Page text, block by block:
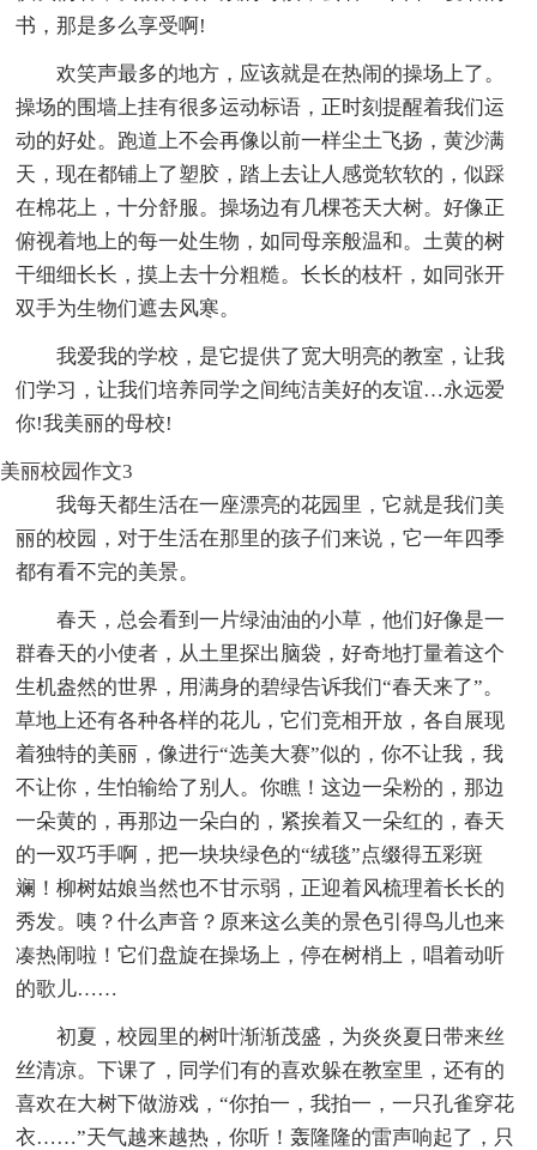
书，那是多么享受啊!
欢笑声最多的地方，应该就是在热闹的操场上了。
操场的围墙上挂有很多运动标语，正时刻提醒着我们运
动的好处。跑道上不会再像以前一样尘土飞扬，黄沙满
天，现在都铺上了塑胶，踏上去让人感觉软软的，似踩
在棉花上，十分舒服。操场边有几棵苍天大树。好像正
俯视着地上的每一处生物，如同母亲般温和。土黄的树
干细细长长，摸上去十分粗糙。长长的枝杆，如同张开
双手为生物们遮去风寒。
我爱我的学校，是它提供了宽大明亮的教室，让我
们学习，让我们培养同学之间纯洁美好的友谊…永远爱
你!我美丽的母校!
美丽校园作文3
我每天都生活在一座漂亮的花园里，它就是我们美
丽的校园，对于生活在那里的孩子们来说，它一年四季
都有看不完的美景。
春天，总会看到一片绿油油的小草，他们好像是一
群春天的小使者，从土里探出脑袋，好奇地打量着这个
生机盎然的世界，用满身的碧绿告诉我们“春天来了”。
草地上还有各种各样的花儿，它们竞相开放，各自展现
着独特的美丽，像进行“选美大赛”似的，你不让我，我
不让你，生怕输给了别人。你瞧！这边一朵粉的，那边
一朵黄的，再那边一朵白的，紧挨着又一朵红的，春天
的一双巧手啊，把一块块绿色的“绒毯”点缀得五彩斑
斓！柳树姑娘当然也不甘示弱，正迎着风梳理着长长的
秀发。咦？什么声音？原来这么美的景色引得鸟儿也来
凑热闹啦！它们盘旋在操场上，停在树梢上，唱着动听
的歌儿……
初夏，校园里的树叶渐渐茂盛，为炎炎夏日带来丝
丝清凉。下课了，同学们有的喜欢躲在教室里，还有的
喜欢在大树下做游戏，“你拍一，我拍一，一只孔雀穿花
衣……”天气越来越热，你听！轰隆隆的雷声响起了，只